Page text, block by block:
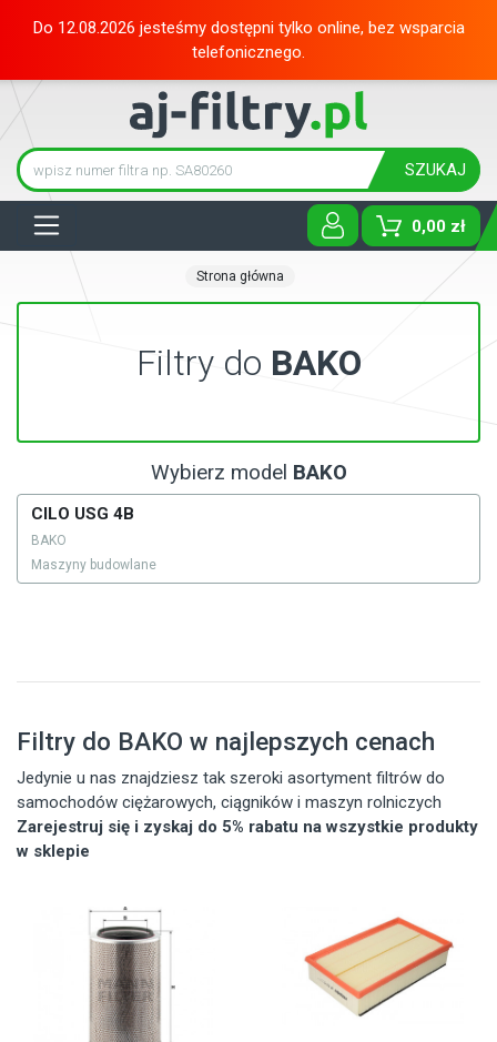
Do 12.08.2026 jesteśmy dostępni tylko online, bez wsparcia
telefonicznego.
SZUKAJ
0,00 zł
Strona główna
Filtry do BAKO
Wybierz model BAKO
CILO USG 4B
BAKO
Maszyny budowlane
Filtry do BAKO w najlepszych cenach
Jedynie u nas znajdziesz tak szeroki asortyment filtrów do
samochodów ciężarowych, ciągników i maszyn rolniczych
Zarejestruj się i zyskaj do 5% rabatu na wszystkie produkty
w sklepie